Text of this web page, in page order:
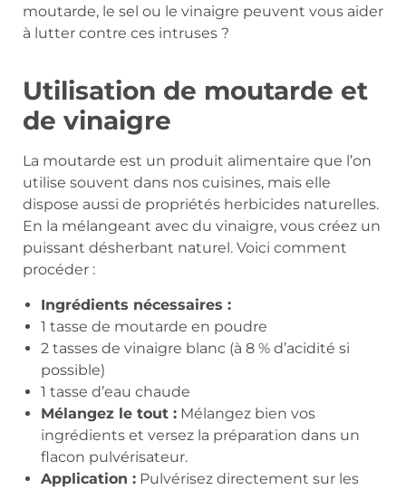
moutarde, le sel ou le vinaigre peuvent vous aider
à lutter contre ces intruses ?
Utilisation de moutarde et
de vinaigre
La moutarde est un produit alimentaire que l’on
utilise souvent dans nos cuisines, mais elle
dispose aussi de propriétés herbicides naturelles.
En la mélangeant avec du vinaigre, vous créez un
puissant désherbant naturel. Voici comment
procéder :
Ingrédients nécessaires :
1 tasse de moutarde en poudre
2 tasses de vinaigre blanc (à 8 % d’acidité si
possible)
1 tasse d’eau chaude
Mélangez le tout : Mélangez bien vos
ingrédients et versez la préparation dans un
flacon pulvérisateur.
Application : Pulvérisez directement sur les